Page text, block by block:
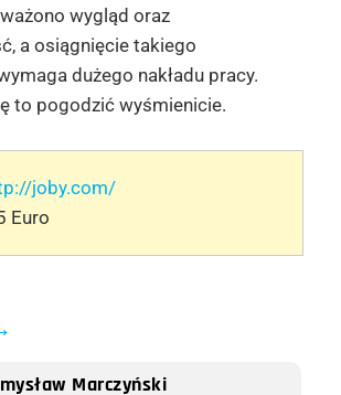
wygląd oraz
a osiągnięcie takiego
dużego nakładu pracy.
to pogodzić wyśmienicie.
joby.com/
Euro
Marczyński